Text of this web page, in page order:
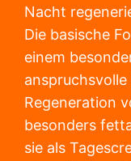
Nacht
Die basische
einem
Regeneration
besonders
sie als